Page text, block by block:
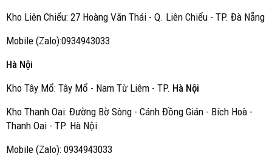
Kho Liên Chiểu: 27 Hoàng Văn Thái - Q. Liên Chiểu - TP. Đà Nẵng
Mobile (Zalo):0934943033
Hà Nội
Kho Tây Mổ: Tây Mổ - Nam Từ Liêm - TP. Hà Nội
Kho Thanh Oai: Đường Bờ Sông - Cánh Đồng Gián - Bích Hoà -
Thanh Oai - TP. Hà Nội
Mobile (Zalo): 0934943033